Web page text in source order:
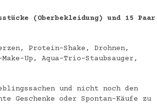
(Oberbekleidung) und 15 Paar
Protein-Shake, Drohnen,
Up, Aqua-Trio-Staubsauger,
und nicht noch den
Geschenke oder Spontan-Käufe zu